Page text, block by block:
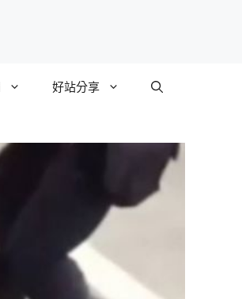
好站分享